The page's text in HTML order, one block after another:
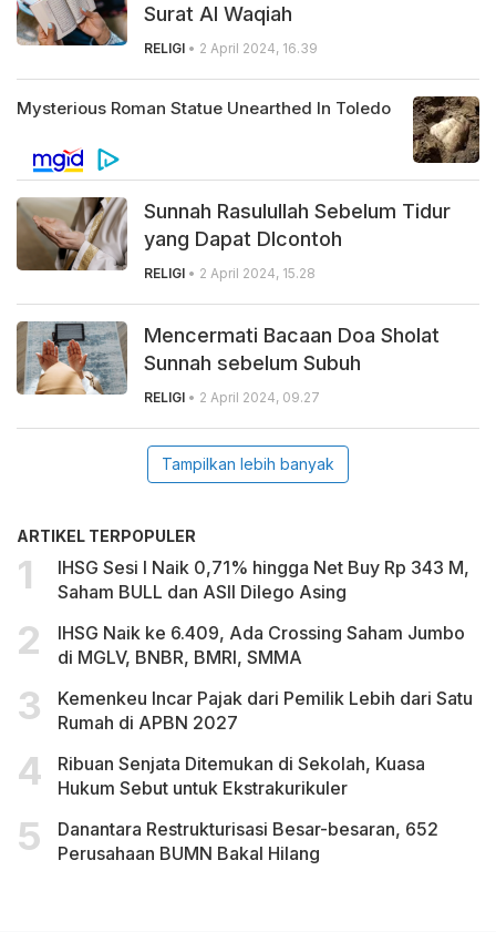
Surat Al Waqiah
RELIGI • 2 April 2024, 16.39
Sunnah Rasulullah Sebelum Tidur
yang Dapat DIcontoh
RELIGI • 2 April 2024, 15.28
Mencermati Bacaan Doa Sholat
Sunnah sebelum Subuh
RELIGI • 2 April 2024, 09.27
Tampilkan lebih banyak
ARTIKEL TERPOPULER
IHSG Sesi I Naik 0,71% hingga Net Buy Rp 343 M,
Saham BULL dan ASII Dilego Asing
IHSG Naik ke 6.409, Ada Crossing Saham Jumbo
di MGLV, BNBR, BMRI, SMMA
Kemenkeu Incar Pajak dari Pemilik Lebih dari Satu
Rumah di APBN 2027
Ribuan Senjata Ditemukan di Sekolah, Kuasa
Hukum Sebut untuk Ekstrakurikuler
Danantara Restrukturisasi Besar-besaran, 652
Perusahaan BUMN Bakal Hilang